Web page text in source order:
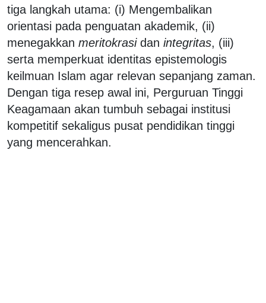
tiga langkah utama: (i) Mengembalikan
orientasi pada penguatan akademik, (ii)
menegakkan meritokrasidan integritas, (iii)
serta memperkuat identitas epistemologis
keilmuan Islam agar relevan sepanjang zaman.
Dengan tiga resep awal ini, Perguruan Tinggi
Keagamaan akan tumbuh sebagai institusi
kompetitif sekaligus pusat pendidikan tinggi
yang mencerahkan.